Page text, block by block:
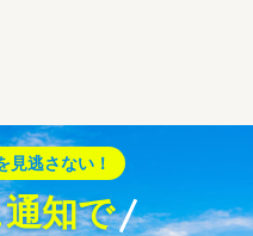
見逃さない！
知で